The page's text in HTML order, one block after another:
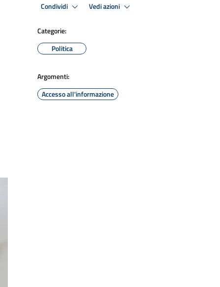
Condividi Vedi azioni
Categorie:
Politica
Argomenti:
Accesso all'informazione